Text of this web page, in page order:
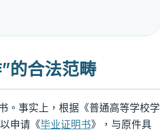
的合法范畴
。事实上，根据《普通高等学校学
申请《毕业证明书》，与原件具